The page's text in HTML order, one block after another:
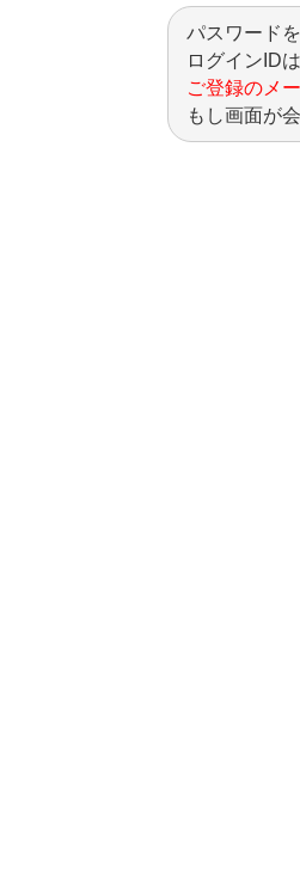
パスワード
ログインIDは
ご登録のメ
もし画面が